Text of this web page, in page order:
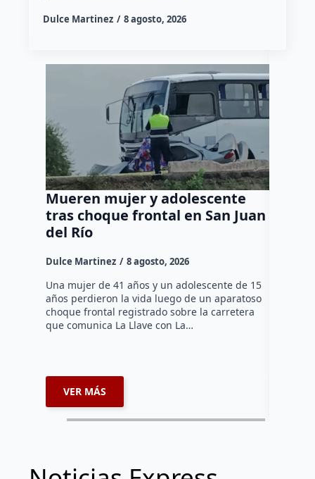
Dulce Martinez 8 agosto, 2026
Mueren mujer y adolescente
tras choque frontal en San Juan
del Río
Dulce Martinez 8 agosto, 2026
Una mujer de 41 años y un adolescente de 15
años perdieron la vida luego de un aparatoso
choque frontal registrado sobre la carretera
que comunica La Llave con La…
VER MÁS